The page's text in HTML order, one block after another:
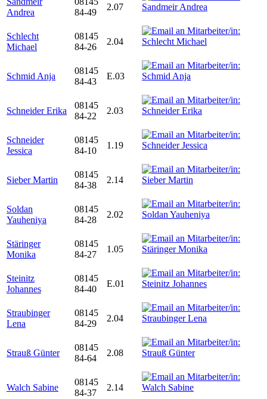
Andrea
84-49
2.07
Schlecht
Michael
08145
84-26
2.04
Schmid Anja
08145
84-43
E.03
Schneider Erika
08145
84-22
2.03
Schneider
Jessica
08145
84-10
1.19
Sieber Martin
08145
84-38
2.14
Soldan
Yauheniya
08145
84-28
2.02
Stäringer
Monika
08145
84-27
1.05
Steinitz
Johannes
08145
84-40
E.01
Straubinger
Lena
08145
84-29
2.04
Strauß Günter
08145
84-64
2.08
Walch Sabine
08145
84-37
2.14